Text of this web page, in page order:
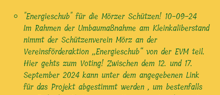
"Energieschub" für die Mörzer Schützen! 10-09-24
Im Rahmen der Umbaumaßnahme am Kleinkaliberstand
nimmt der Schützenverein Mörz an der
Vereinsförderaktion „Energieschub“ von der EVM teil.
Hier gehts zum Voting! Zwischen dem 12. und 17.
September 2024 kann unter dem angegebenen Link
für das Projekt abgestimmt werden , um bestenfalls